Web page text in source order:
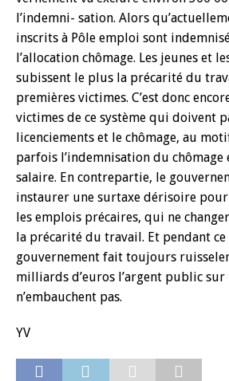
l’indemni- sation. Alors
inscrits à Pôle emploi sont
l’allocation chômage. Les jeunes et
subissent le plus la précarité du
premières victimes. C’est donc
victimes de ce système qui doivent
licenciements et le chômage, au
parfois l’indemnisation du chômage
salaire. En contrepartie, le
instaurer une surtaxe dérisoire
les emplois précaires, qui ne
la précarité du travail. Et pendant ce
gouvernement fait toujours
milliards d’euros l’argent public
n’embauchent pas.
YV